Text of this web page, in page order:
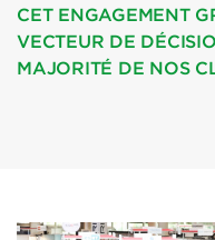
CET ENGAGEMENT
VECTEUR DE
MAJORITÉ DE NOS